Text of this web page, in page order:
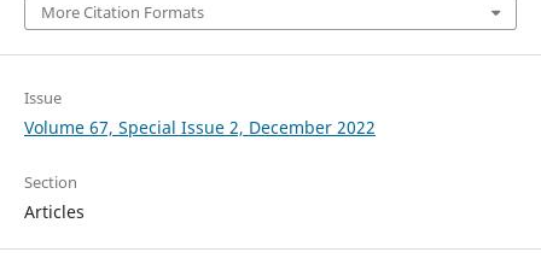
More Citation Formats
Issue
Volume 67, Special Issue 2, December 2022
Section
Articles